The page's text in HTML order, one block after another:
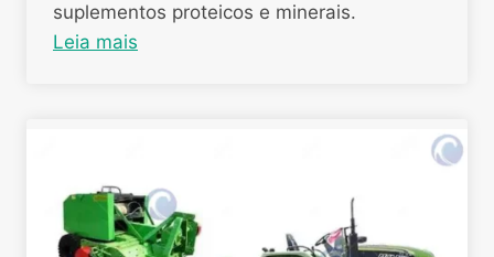
suplementos proteicos e minerais.
Leia mais